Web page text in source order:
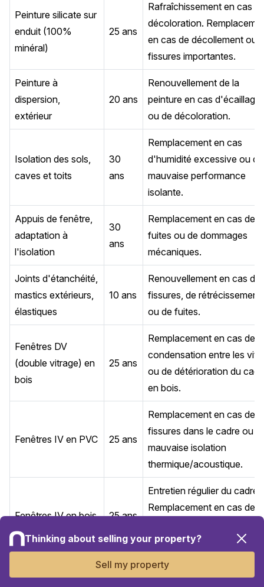
Peinture silicate sur
enduit (100%
minéral)
25 ans
Rafraîchissement en cas
décoloration.
en cas de décollement ou
fissures importantes.
Peinture à
dispersion,
extérieur
20 ans
Renouvellement de la
peinture en cas d'écaillage
ou de décoloration.
Isolation des sols,
caves et toits
30
ans
Remplacement en cas
d'humidité excessive ou de
mauvaise performance
isolante.
Appuis de fenêtre,
adaptation à
l'isolation
30
ans
Remplacement en cas de
fuites ou de dommages
mécaniques.
Joints d'étanchéité,
mastics extérieurs,
élastiques
10 ans
Renouvellement en cas de
fissures, de rétrécissement
ou de fuites.
Fenêtres DV
(double vitrage) en
bois
25 ans
Remplacement en cas de
condensation entre les
ou de détérioration du
en bois.
Fenêtres IV en PVC 25 ans
Remplacement en cas de
fissures dans le cadre ou
mauvaise isolation
thermique/acoustique.
Fenêtres IV en bois 25 ans
Entretien régulier du cadre.
Remplacement en cas de
mauvaise isolation.
Fenêtres IV en
Remplacement en cas de
Thinking about selling your property?
Sell my property